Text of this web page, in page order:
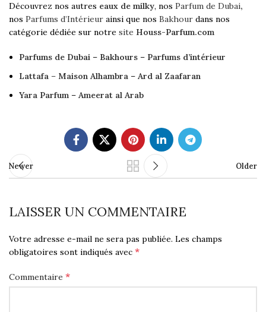
Découvrez nos autres eaux de milky, nos Parfum de Dubai,
nos Parfums d’Intérieur ainsi que nos Bakhour dans nos
catégorie dédiée sur notre site Houss-Parfum.com
Parfums de Dubai – Bakhours – Parfums d’intérieur
Lattafa – Maison Alhambra – Ard al Zaafaran
Yara Parfum – Ameerat al Arab
Newer Older
LAISSER UN COMMENTAIRE
Votre adresse e-mail ne sera pas publiée. Les champs
obligatoires sont indiqués avec *
Commentaire *